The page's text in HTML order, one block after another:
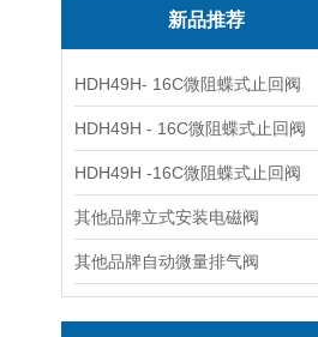
新品推荐
HDH49H- 16C微阻蝶式止回阀
HDH49H - 16C微阻蝶式止回阀
HDH49H -16C微阻蝶式止回阀
其他品牌立式安装电磁阀
其他品牌自动微量排气阀